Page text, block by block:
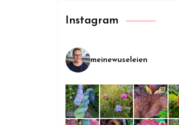
Instagram
meinewuseleien